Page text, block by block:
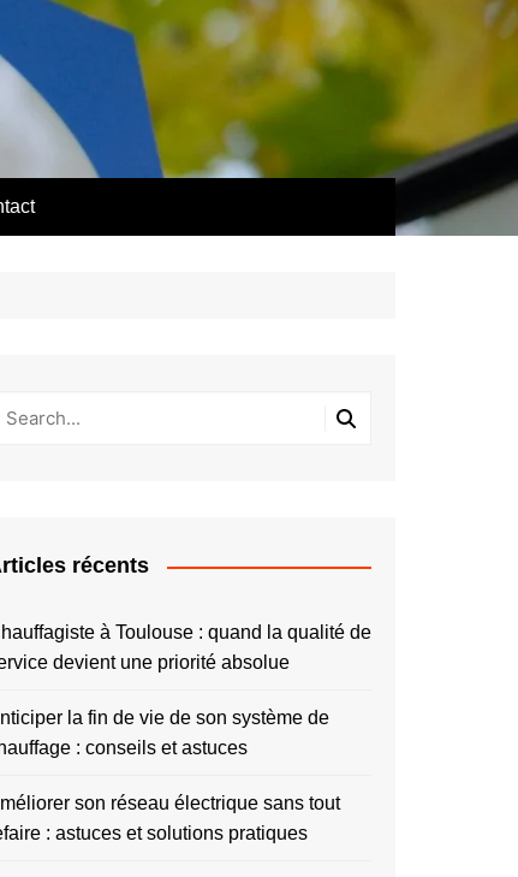
récents
à Toulouse : quand la qualité de
devient une priorité absolue
la fin de vie de son système de
: conseils et astuces
son réseau électrique sans tout
: astuces et solutions pratiques